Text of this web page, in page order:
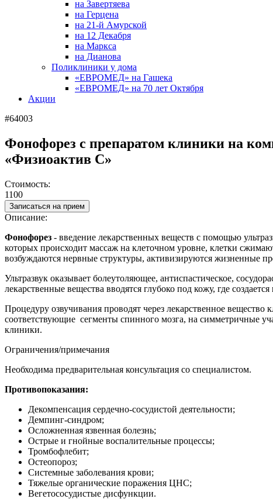
на Завертяева
на Герцена
на 21-й Амурской
на 12 Декабря
на Маркса
на Дианова
Поликлиники у дома
«ЕВРОМЕД» на Гашека
«ЕВРОМЕД» на 70 лет Октября
Акции
#64003
Фонофорез с препаратом клиники на
«Физиоактив С»
Стоимость:
1100
Записаться на прием
Описание:
Фонофорез - введение лекарственных веществ с помощью
которых происходит массаж на клеточном уровне, клетки
возбуждаются нервные структуры, активизируются жизненные
Ультразвук оказывает болеутоляющее, антиспастическое,
лекарственные вещества вводятся глубоко под кожу, где
Процедуру озвучивания проводят через лекарственное
соответствующие сегменты спинного мозга, на симметричные
клиники.
Ограничения/примечания
Необходима предварительная консультация со специалистом.
Противопоказания:
Декомпенсация сердечно-сосудистой деятельности;
Демпинг-синдром;
Осложненная язвенная болезнь;
Острые и гнойные воспалительные процессы;
Тромбофлебит;
Остеопороз;
Системные заболевания крови;
Тяжелые органические поражения ЦНС;
Вегетососудистые дисфункции.